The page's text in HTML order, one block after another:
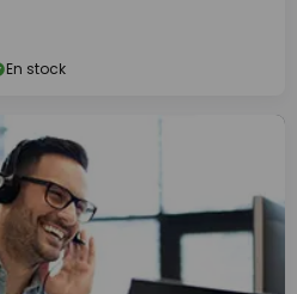
En stock